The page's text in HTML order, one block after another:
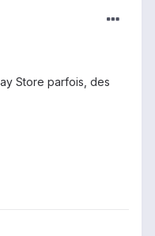
Store parfois, des